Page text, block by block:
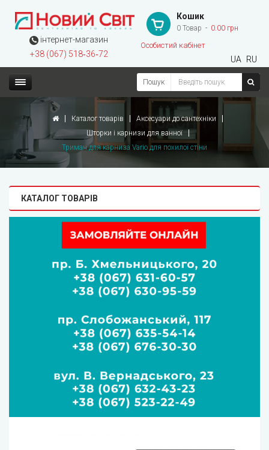
інтернет-магазин
+38 (067) 518‑36‑72
Кошик
0 Товар 0.00 грн
Особистий кабінет
UA RU
Пошук
Каталог товарів
Аксесуари до сантехніки
Шторки і карнизи для ванної
Тримач для карниза Vario для похилої стіни
КАТАЛОГ ТОВАРІВ